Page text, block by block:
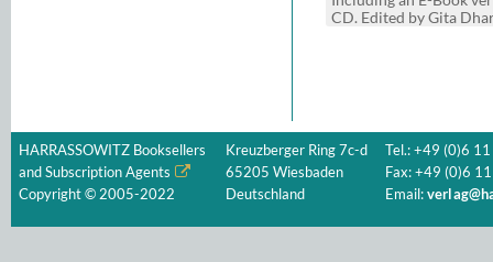
spaces
CD. Edited by Gita
HARRASSOWITZ Booksellers
and Subscription Agents
Copyright © 2005-2022
Kreuzberger Ring 7c-d
65205 Wiesbaden
Deutschland
Tel.: +49 (0)6
Fax: +49 (0)6
Email: